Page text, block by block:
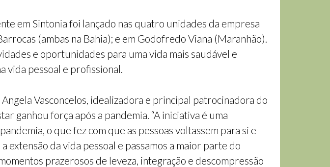
em Sintonia foi lançado nas quatro unidades da empresa
(ambas na Bahia); e em Godofredo Viana (Maranhão).
e oportunidades para uma vida mais saudável e
vida pessoal e profissional.
Vasconcelos, idealizadora e principal patrocinadora do
ganhou força após a pandemia. “A iniciativa é uma
o que fez com que as pessoas voltassem para si e
extensão da vida pessoal e passamos a maior parte do
prazerosos de leveza, integração e descompressão